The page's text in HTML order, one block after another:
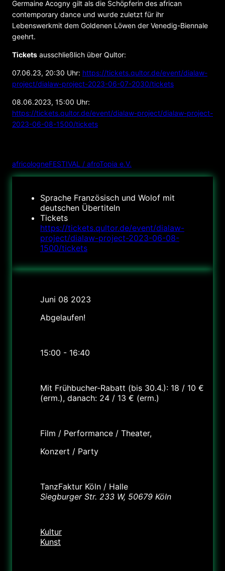
Germaine Acogny gilt als die Schöpferin des african
contemporary dance und wurde zuletzt für ihr
Lebenswerkmit dem Goldenen Löwen der Venedig-Biennale
geehrt.
Tickets ausschließlich über Qultor:
07.06.23, 20:30 Uhr: https://tickets.qultor.de/event/dialaw-
project/dialaw-project-2023-06-07-2030/tickets
08.06.2023, 15:00 Uhr:
https://tickets.qultor.de/event/dialaw-project/dialaw-project-
2023-06-08-1500/tickets
africologneFESTIVAL / afroTopia e.V.
Sprache Französisch und Wolof mit
deutschen Übertiteln
Tickets
https://tickets.qultor.de/event/dialaw-
project/dialaw-project-2023-06-08-
1500/tickets
Juni 08 2023
Abgelaufen!
15:00 - 16:40
Mit Frühbucher-Rabatt (bis 30.4.): 18 / 10 €
(erm.), danach: 24 / 13 € (erm.)
Film / Performance / Theater,
Konzert / Party
TanzFaktur Köln / Halle
Siegburger Str. 233 W, 50679 Köln
Kultur
Kunst